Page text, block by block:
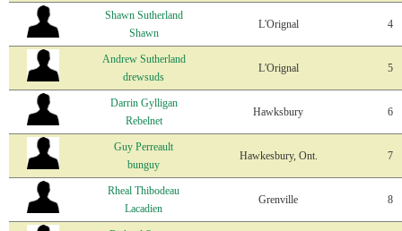
Shawn Sutherland
Shawn
L'Orignal 4
Andrew Sutherland
drewsuds
L'Orignal 5
Darrin Gylligan
Rebelnet
Hawksbury 6
Guy Perreault
bunguy
Hawkesbury, Ont. 7
Rheal Thibodeau
Lacadien
Grenville 8